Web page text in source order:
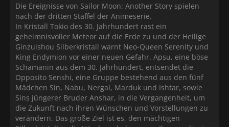
Die Ereignisse von Sailor Moon: Another Story spielen
nach der dritten Staffel der Animeserie.
In Kristall Tokio des 30. Jahrhundert rast ein
geheimnisvoller Meteor auf die Erde zu und der Heilige
Ginzuishou Silberkristall warnt Neo-Queen Serenity und
King Endymion vor einer neuen Gefahr. Apsu, eine böse
Schamanin aus dem 30. Jahrhundert, entsendet die
Opposito Senshi, eine Gruppe bestehend aus den fünf
Mädchen Sin, Nabu, Nergal, Marduk und Ishtar, sowie
Sins jüngerer Bruder Anshar, in die Vergangenheit, um
die Zukunft nach ihren Wünschen und Vorstellungen zu
verändern. Das große Ziel ist es, den mächtigen